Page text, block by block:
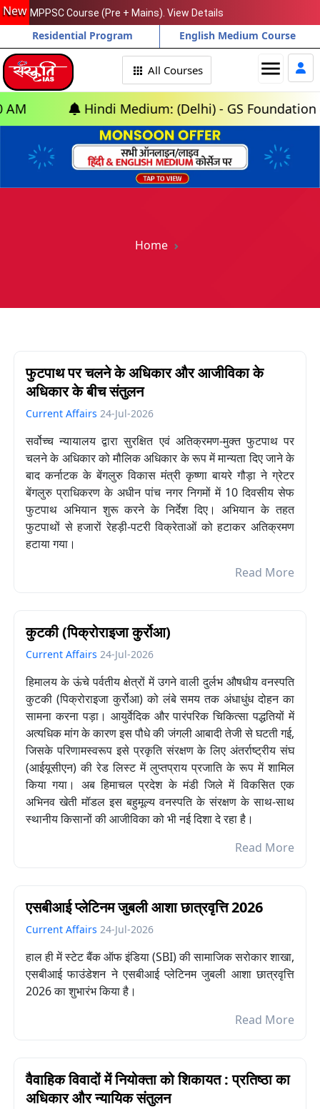
New MPPSC Course (Pre + Mains). View Details
Residential Program English Medium Course
menu
All Courses
Hindi Medium: (Delhi) - GS Foundation (P+M) :
Home
फुटपाथ पर चलने के अधिकार और आजीविका के
अधिकार के बीच संतुलन
Current Affairs 24-Jul-2026
सर्वोच्च न्यायालय द्वारा सुरक्षित एवं अतिक्रमण-मुक्त फुटपाथ पर
चलने के अधिकार को मौलिक अधिकार के रूप में मान्यता दिए जाने के
बाद कर्नाटक के बेंगलुरु विकास मंत्री कृष्णा बायरे गौड़ा ने ग्रेटर
बेंगलुरु प्राधिकरण के अधीन पांच नगर निगमों में 10 दिवसीय सेफ
फुटपाथ अभियान शुरू करने के निर्देश दिए। अभियान के तहत
फुटपाथों से हजारों रेहड़ी-पटरी विक्रेताओं को हटाकर अतिक्रमण
हटाया गया।
Read More
कुटकी (पिक्रोराइजा कुर्रोआ)
Current Affairs 24-Jul-2026
हिमालय के ऊंचे पर्वतीय क्षेत्रों में उगने वाली दुर्लभ औषधीय वनस्पति
कुटकी (पिक्रोराइजा कुर्रोआ) को लंबे समय तक अंधाधुंध दोहन का
सामना करना पड़ा। आयुर्वेदिक और पारंपरिक चिकित्सा पद्धतियों में
अत्यधिक मांग के कारण इस पौधे की जंगली आबादी तेजी से घटती गई,
जिसके परिणामस्वरूप इसे प्रकृति संरक्षण के लिए अंतर्राष्ट्रीय संघ
(आईयूसीएन) की रेड लिस्ट में लुप्तप्राय प्रजाति के रूप में शामिल
किया गया। अब हिमाचल प्रदेश के मंडी जिले में विकसित एक
अभिनव खेती मॉडल इस बहुमूल्य वनस्पति के संरक्षण के साथ-साथ
स्थानीय किसानों की आजीविका को भी नई दिशा दे रहा है।
Read More
एसबीआई प्लेटिनम जुबली आशा छात्रवृत्ति 2026
Current Affairs 24-Jul-2026
हाल ही में स्टेट बैंक ऑफ इंडिया (SBI) की सामाजिक सरोकार शाखा,
एसबीआई फाउंडेशन ने एसबीआई प्लेटिनम जुबली आशा छात्रवृत्ति
2026 का शुभारंभ किया है।
Read More
वैवाहिक विवादों में नियोक्ता को शिकायत : प्रतिष्ठा का
अधिकार और न्यायिक संतुलन